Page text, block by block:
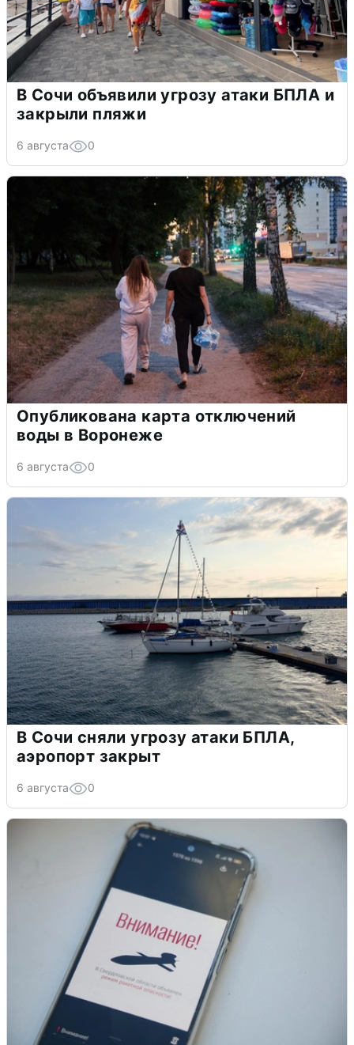
В Сочи объявили угрозу атаки БПЛА и
закрыли пляжи
6 августа 0
Опубликована карта отключений
воды в Воронеже
6 августа 0
В Сочи сняли угрозу атаки БПЛА,
аэропорт закрыт
6 августа 0